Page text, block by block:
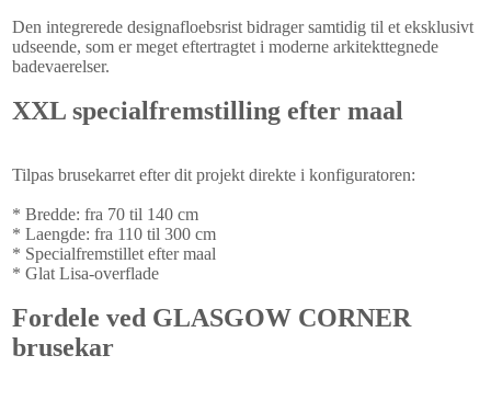
Den integrerede designafloebsrist bidrager samtidig til et eksklusivt
udseende, som er meget eftertragtet i moderne arkitekttegnede
badevaerelser.
XXL specialfremstilling efter maal
Tilpas brusekarret efter dit projekt direkte i konfiguratoren:
* Bredde: fra 70 til 140 cm
* Laengde: fra 110 til 300 cm
* Specialfremstillet efter maal
* Glat Lisa-overflade
Fordele ved GLASGOW CORNER
brusekar